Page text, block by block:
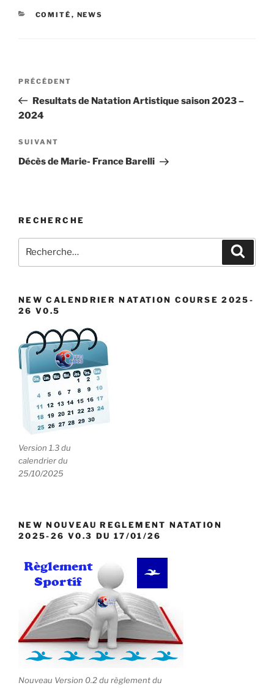
CATÉGORIES
COMITÉ , NEWS
Navigation
l’article
Article
précédent
PRÉCÉDENT
Resultats de Natation Artistique saison 2023 –
2024
Article
suivant
SUIVANT
Décès de Marie- France Barelli
RECHERCHE
pour
NEW CALENDRIER NATATION COURSE 2025-
26 V0.5
Version 1.3 du
calendrier du
25/10/2025
NEW NOUVEAU REGLEMENT NATATION
2025-26 V0.3 DU 17/01/26
Nouveau Version 0.2 du règlement du